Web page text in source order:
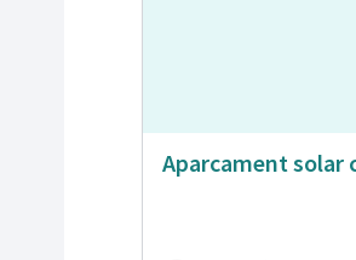
Aparcament solar